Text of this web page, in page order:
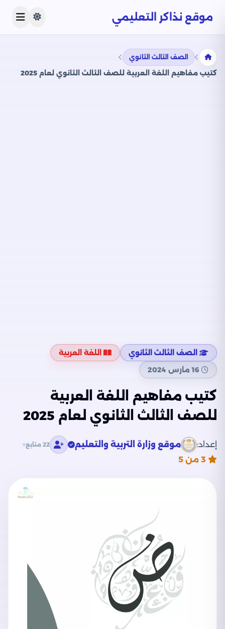
موقع نذاكر التعليمي
الصف الثالث الثانوي
كتيب مفاهيم اللغة العربية للصف الثالث الثانوي لعام 2025
الصف الثالث الثانوي
اللغة العربية
16 مارس 2024
كتيب مفاهيم اللغة العربية
للصف الثالث الثانوي لعام 2025
إعداد: موقع وزارة التربية والتعليم 22 متابع
3 من 5